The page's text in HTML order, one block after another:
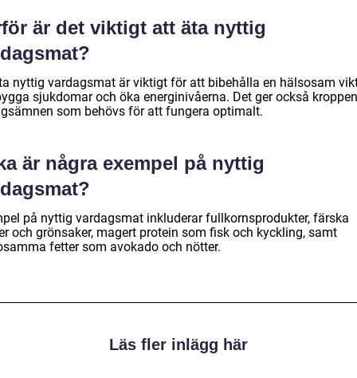
är det viktigt att äta nyttig
nyttig vardagsmat är viktigt för att bibehålla en hälsosam
sjukdomar och öka energinivåerna. Det ger också
som behövs för att fungera optimalt.
är några exempel på nyttig
på nyttig vardagsmat inkluderar fullkornsprodukter, färska
och grönsaker, magert protein som fisk och kyckling, samt
fetter som avokado och nötter.
Läs fler inlägg här